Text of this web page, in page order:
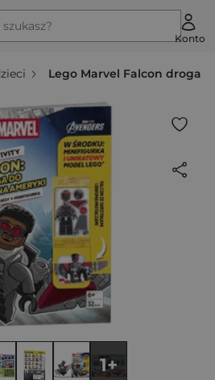
Konto
Lego Marvel Falcon droga
1+